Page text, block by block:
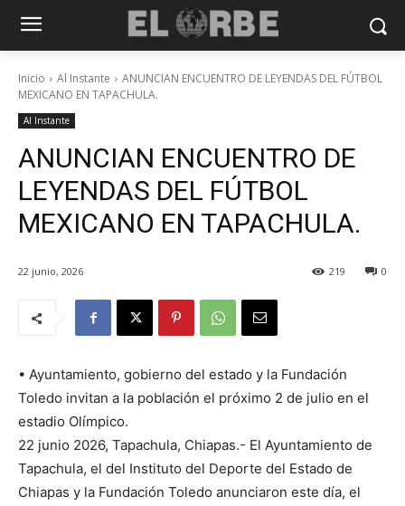
Inicio Al Instante
ANUNCIAN ENCUENTRO DE LEYENDAS DEL FÚTBOL
MEXICANO EN TAPACHULA.
Al Instante
ANUNCIAN ENCUENTRO DE
LEYENDAS DEL FÚTBOL
MEXICANO EN TAPACHULA.
22 junio, 2026 0
219
• Ayuntamiento, gobierno del estado y la Fundación
Toledo invitan a la población el próximo 2 de julio en el
estadio Olímpico.
22 junio 2026, Tapachula, Chiapas.- El Ayuntamiento de
Tapachula, el del Instituto del Deporte del Estado de
Chiapas y la Fundación Toledo anunciaron este día, el